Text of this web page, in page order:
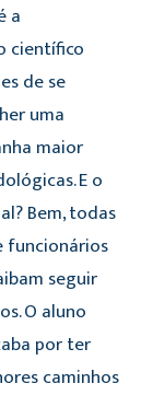
a
científico
de se
uma
maior
E o
Bem, todas
funcionários
seguir
O aluno
por ter
caminhos